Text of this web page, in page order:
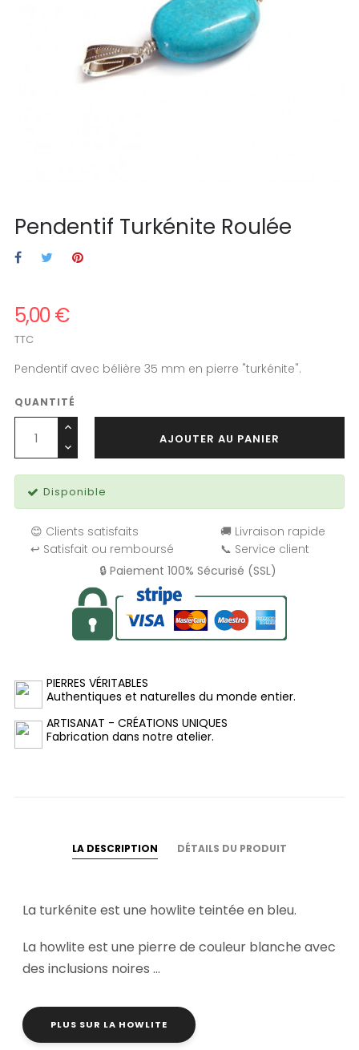
Pendentif Turkénite Roulée
5,00 €
TTC
Pendentif avec bélière 35 mm en pierre "turkénite".
QUANTITÉ
AJOUTER AU PANIER
Disponible
😊 Clients satisfaits
🚚 Livraison rapide
↩️ Satisfait ou remboursé
📞 Service client
🔒 Paiement 100% Sécurisé (SSL)
PIERRES VÉRITABLES
Authentiques et naturelles du monde entier.
ARTISANAT - CRÉATIONS UNIQUES
Fabrication dans notre atelier.
LA DESCRIPTION DÉTAILS DU PRODUIT
La turkénite est une howlite teintée en bleu.
La howlite est une pierre de couleur blanche avec
des inclusions noires ...
PLUS SUR LA HOWLITE